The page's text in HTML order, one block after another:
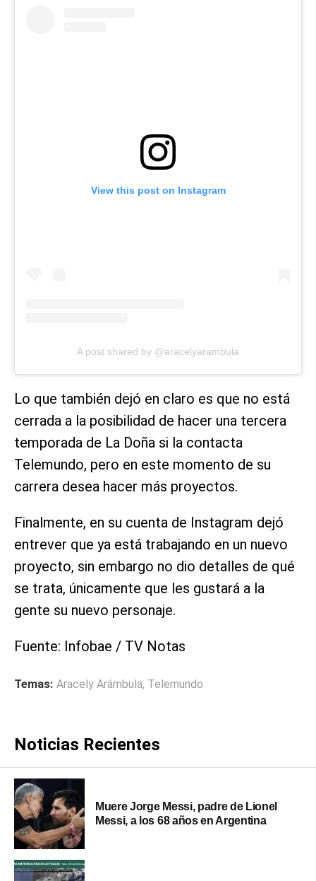
View this post on Instagram
A post shared by @aracelyarambula
Lo que también dejó en claro es que no está
cerrada a la posibilidad de hacer una tercera
temporada de La Doña si la contacta
Telemundo, pero en este momento de su
carrera desea hacer más proyectos.
Finalmente, en su cuenta de Instagram dejó
entrever que ya está trabajando en un nuevo
proyecto, sin embargo no dio detalles de qué
se trata, únicamente que les gustará a la
gente su nuevo personaje.
Fuente: Infobae / TV Notas
Temas: Aracely Arámbula, Telemundo
Noticias Recientes
Muere Jorge Messi, padre de Lionel
Messi, a los 68 años en Argentina